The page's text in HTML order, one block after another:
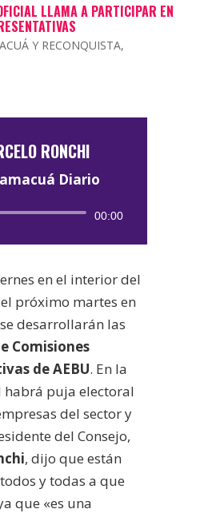
LLAMA A PARTICIPAR EN
Y RECONQUISTA,
RONCHI
Diario
Reproductor
00:00
en el interior del
próximo martes en
desarrollarán las
Comisiones
de AEBU. En la
habrá puja electoral
del sector y
del Consejo,
, dijo que están
y todas a que
que «es una